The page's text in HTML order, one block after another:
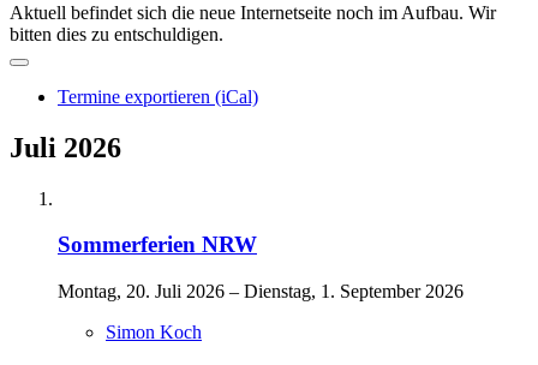
Aktuell befindet sich die neue Internetseite noch im Aufbau. Wir
bitten dies zu entschuldigen.
Termine exportieren (iCal)
Juli 2026
Sommerferien NRW
Montag, 20. Juli 2026 – Dienstag, 1. September 2026
Simon Koch